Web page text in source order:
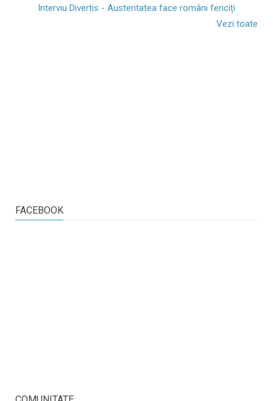
Interviu Divertis - Austeritatea face români fericiți
Vezi toate
FACEBOOK